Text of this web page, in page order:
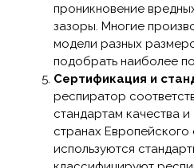
проникновение
зазоры. Многие
модели разных
подобрать наиболее
Сертификация и
респиратор
стандартам качества
странах
используются